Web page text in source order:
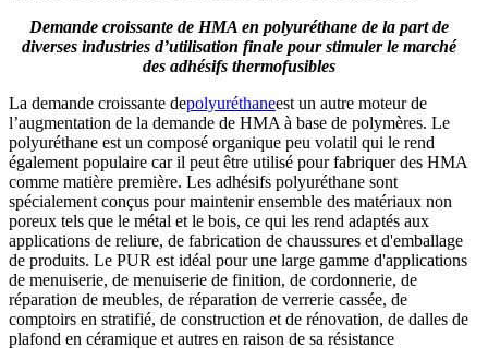
Demande croissante de HMA en polyuréthane de la part de
diverses industries d’utilisation finale pour stimuler le marché
des adhésifs thermofusibles
La demande croissante depolyuréthaneest un autre moteur de
l’augmentation de la demande de HMA à base de polymères. Le
polyuréthane est un composé organique peu volatil qui le rend
également populaire car il peut être utilisé pour fabriquer des HMA
comme matière première. Les adhésifs polyuréthane sont
spécialement conçus pour maintenir ensemble des matériaux non
poreux tels que le métal et le bois, ce qui les rend adaptés aux
applications de reliure, de fabrication de chaussures et d'emballage
de produits. Le PUR est idéal pour une large gamme d'applications
de menuiserie, de menuiserie de finition, de cordonnerie, de
réparation de meubles, de réparation de verrerie cassée, de
comptoirs en stratifié, de construction et de rénovation, de dalles de
plafond en céramique et autres en raison de sa résistance